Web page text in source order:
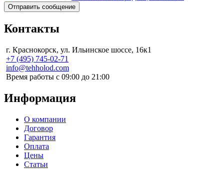
Контакты
г. Краснокорск, ул. Ильинское шоссе, 16к1
+7 (495) 745-02-71
info@tehholod.com
Время работы с 09:00 до 21:00
Информация
О компании
Договор
Гарантия
Оплата
Цены
Статьи